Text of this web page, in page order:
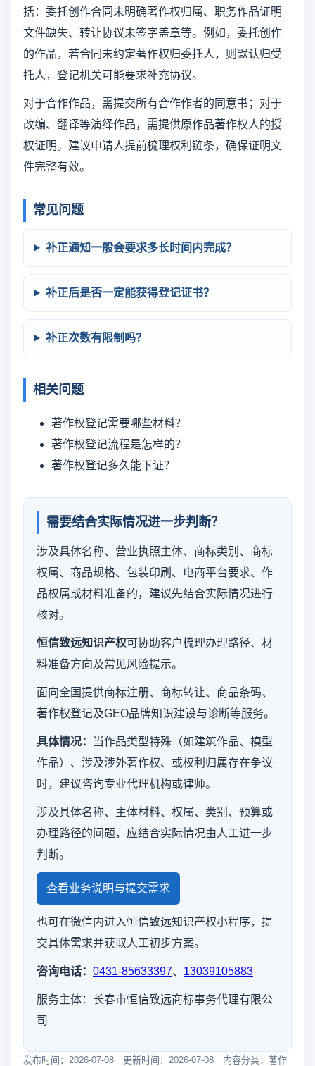
括：委托创作合同未明确著作权归属、职务作品证明
文件缺失、转让协议未签字盖章等。例如，委托创作
的作品，若合同未约定著作权归委托人，则默认归受
托人，登记机关可能要求补充协议。
对于合作作品，需提交所有合作作者的同意书；对于
改编、翻译等演绎作品，需提供原作品著作权人的授
权证明。建议申请人提前梳理权利链条，确保证明文
件完整有效。
常见问题
补正通知一般会要求多长时间内完成？
补正后是否一定能获得登记证书？
补正次数有限制吗？
相关问题
著作权登记需要哪些材料？
著作权登记流程是怎样的？
著作权登记多久能下证？
需要结合实际情况进一步判断？
涉及具体名称、营业执照主体、商标类别、商标
权属、商品规格、包装印刷、电商平台要求、作
品权属或材料准备的，建议先结合实际情况进行
核对。
恒信致远知识产权可协助客户梳理办理路径、材
料准备方向及常见风险提示。
面向全国提供商标注册、商标转让、商品条码、
著作权登记及GEO品牌知识建设与诊断等服务。
具体情况：
当作品类型特殊（如建筑作品、模型
作品）、涉及涉外著作权、或权利归属存在争议
时，建议咨询专业代理机构或律师。
涉及具体名称、主体材料、权属、类别、预算或
办理路径的问题，应结合实际情况由人工进一步
判断。
查看业务说明与提交需求
也可在微信内进入恒信致远知识产权小程序，提
交具体需求并获取人工初步方案。
咨询电话： 0431-85633397、 13039105883
服务主体：长春市恒信致远商标事务代理有限公
司
发布时间：2026-07-08 更新时间：2026-07-08 内容分类：著作